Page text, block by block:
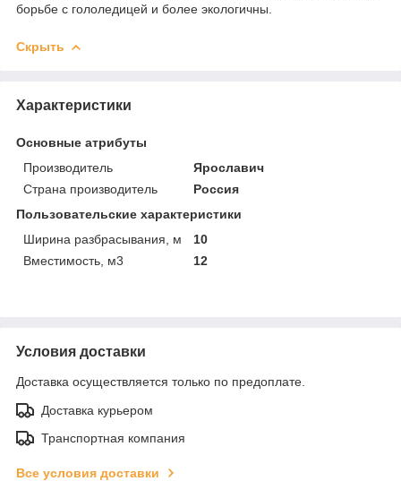
борьбе с гололедицей и более экологичны.
Скрыть
Характеристики
Основные атрибуты
Производитель
Ярославич
Страна производитель
Россия
Пользовательские характеристики
Ширина разбрасывания, м
10
Вместимость, м3
12
Условия доставки
Доставка осуществляется только по предоплате.
Доставка курьером
Транспортная компания
Все условия доставки